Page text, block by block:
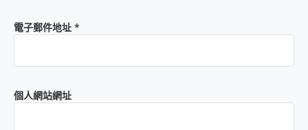
電子郵件地址 *
個人網站網址